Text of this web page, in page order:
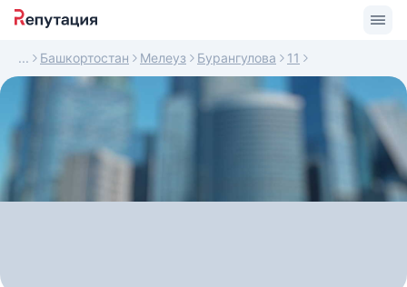
Башкортостан Мелеуз Бурангулова 11